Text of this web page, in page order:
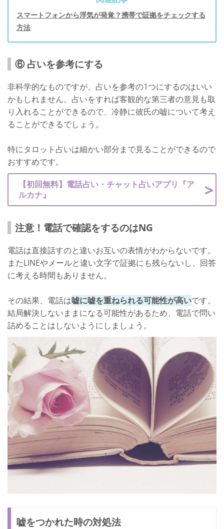
スマートフォンから浮気が発覚？携帯で証拠をチェックする
方法
⑥ 占いを参考にする
非科学的なものですが、占いを参考の1つにするのはいい
かもしれません。占いをすれば客観的な第三者の意見も取
り入れることができるので、冷静に彼氏の嘘について考え
ることができるでしょう。
特にタロット占いは細かい部分まで見ることができるので
おすすめです。
【初回無料】電話占い・チャット占いアプリ『ア
ルカナ』
注意！電話で確認をするのはNG
電話は直接話すのと違いお互いの表情がわからないです。
またLINEやメールと違い文字で証拠にも残らないし、回答
に考える時間もありません。
その結果、電話は嘘に嘘を重ねられる可能性が高いです。
結局解決しないままになる可能性があるため、電話で問い
詰めることはしないようにしましょう。
嘘をつかれた時の対処法